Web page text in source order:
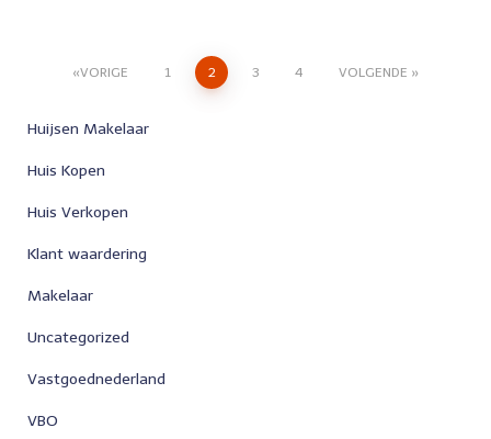
Berichten
paginering
VORIGE 1 2 3 4 VOLGENDE
Huijsen Makelaar
Huis Kopen
Huis Verkopen
Klant waardering
Makelaar
Uncategorized
Vastgoednederland
VBO